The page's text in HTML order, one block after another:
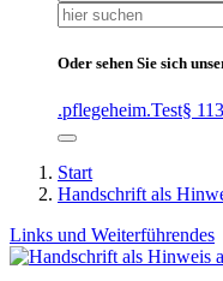
Suchen
nach:
Oder sehen Sie sich
.pflegeheim.Test§
Start
Handschrift als
Links und Weiterführendes